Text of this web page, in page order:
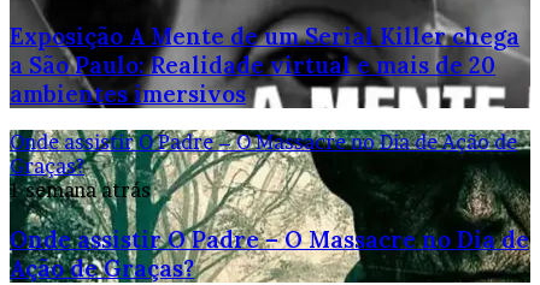
Exposição A Mente de um Serial Killer chega
a São Paulo: Realidade virtual e mais de 20
ambientes imersivos
Onde assistir O Padre – O Massacre no Dia de Ação de
Graças?
1 semana atrás
Onde assistir O Padre – O Massacre no Dia de
Ação de Graças?